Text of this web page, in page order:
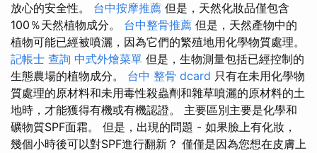
放心的安全性。 台中按摩推薦 但是，天然化妝品僅包含
100％天然植物成分。 台中整骨推薦 但是，天然產物中的
植物可能已經被噴灑，因為它們的繁殖地用化學物質處理。
記帳士 查詢 中式外燴菜單 但是，生物測量包括已經控制的
生態農場的植物成分。 台中 整骨 dcard 只有在未用化學物
質處理的原材料和未用毒性殺蟲劑和雜草噴灑的原材料的土
地時，才能獲得有機或有機認證。 主要區別主要是化學和
礦物質SPF面霜。 但是，出現的問題 - 如果臉上有化妝，
幾個小時後可以對SPF進行翻新？ 僅僅是因為您想在皮膚上